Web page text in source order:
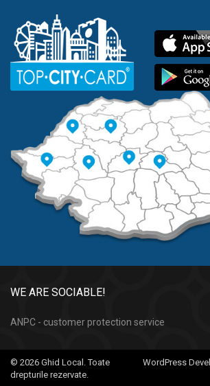
WE ARE SOCIABLE!
ANPC - customer protection service
WordPress
© 2026 Ghid Local. Toate
drepturile rezervate.